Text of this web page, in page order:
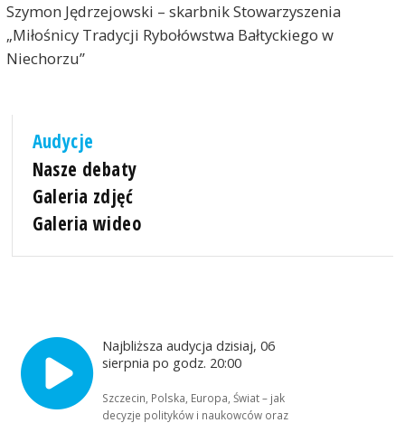
Szymon Jędrzejowski – skarbnik Stowarzyszenia
„Miłośnicy Tradycji Rybołówstwa Bałtyckiego w
Niechorzu”
Audycje
Nasze debaty
Galeria zdjęć
Galeria wideo
Najbliższa audycja dzisiaj, 06
sierpnia po godz. 20:00
Szczecin, Polska, Europa, Świat – jak
decyzje polityków i naukowców oraz